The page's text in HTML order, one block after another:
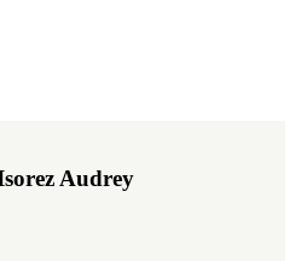
Audrey